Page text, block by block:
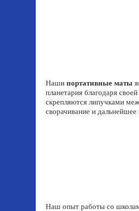
Наши портативные маты
планетария благодаря
скрепляются липучками
сворачивание и
Наш опыт работы со